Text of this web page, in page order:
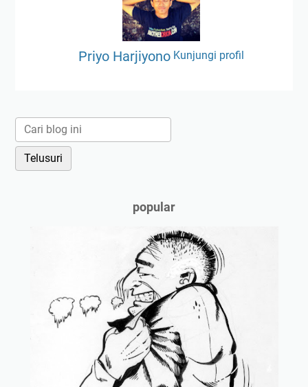
Priyo HarjiyonoKunjungi profil
popular